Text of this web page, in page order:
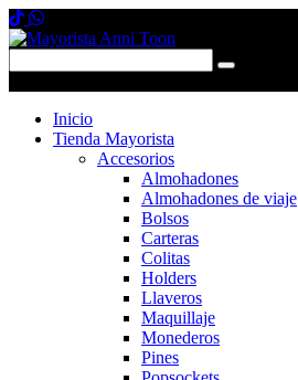
Inicio
Tienda Mayorista
Accesorios
Almohadones
Almohadones de viaje
Bolsos
Carteras
Colitas
Holders
Llaveros
Maquillaje
Monederos
Pines